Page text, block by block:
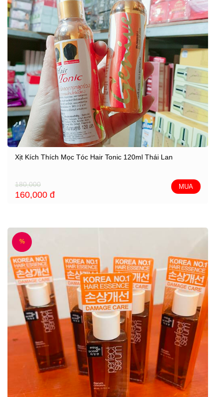
Xịt Kích Thích Mọc Tóc Hair Tonic 120ml Thái Lan
180,000
160,000 đ
MUA
%